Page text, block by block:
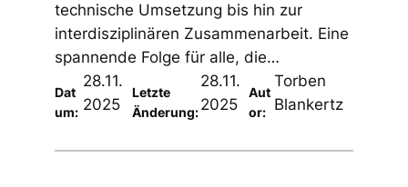
technische Umsetzung bis hin zur
interdisziplinären Zusammenarbeit. Eine
spannende Folge für alle, die…
Dat
um:
28.11.
2025
Letzte
Änderung:
28.11.
2025
Aut
or:
Torben
Blankertz